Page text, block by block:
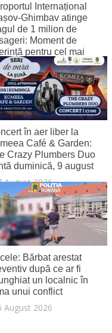
Internațional
atinge
de 1 milion de
Moment de
pentru cel mai
aeroport al țării
August 2026
în aer liber la
Café & Garden:
Crazy Plumbers Duo
duminică, 9 august
August 2026
Bărbat arestat
după ce ar fi
un localnic în
unui conflict
August 2026